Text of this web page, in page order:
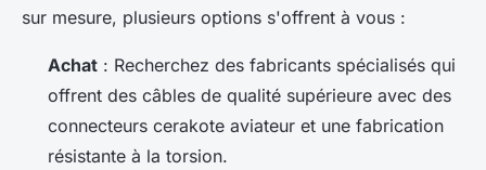
sur mesure, plusieurs options s'offrent à vous :
Achat : Recherchez des fabricants spécialisés qui
offrent des câbles de qualité supérieure avec des
connecteurs cerakote aviateur et une fabrication
résistante à la torsion.